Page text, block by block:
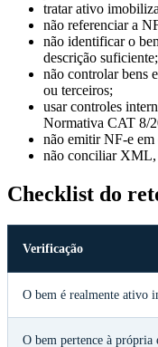
tratar ativo
não referenciar a
não identificar o
descrição suficiente;
não controlar bens
ou terceiros;
usar controles
Normativa CAT 8/
não emitir NF-e em
não conciliar XML,
Checklist do
Verificação
O bem é realmente ativo
O bem pertence à própria